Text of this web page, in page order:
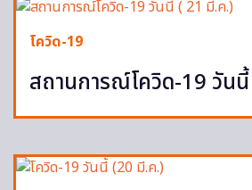
โควิด-19
สถานการณ์โควิด-19 วัน